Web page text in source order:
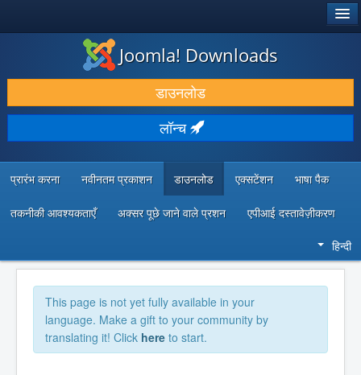
डाउनलोड करें और बढ़ाएं
खोजें और जानें
सामुदायिक समर्थन
डेवलपर संसाधन
Joomla! Downloads
डाउनलोड
लॉन्च
प्रारंभ करना नवीनतम प्रकाशन डाउनलोड एक्सटेंशन भाषा पैक
तकनीकी आवश्यकताएँ अक्सर पूछे जाने वाले प्रशन एपीआई दस्तावेज़ीकरण
हिन्दी
This page is not yet fully available in your
language. Make a gift to your community by
translating it! Click here to start.